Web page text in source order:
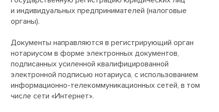
и индивидуальных предпринимателей (налоговые
органы).
Документы направляются в регистрирующий орган
нотариусом в форме электронных документов,
подписанных усиленной квалифицированной
электронной подписью нотариуса, с использованием
информационно-телекоммуникационных сетей, в том
числе сети «Интернет».